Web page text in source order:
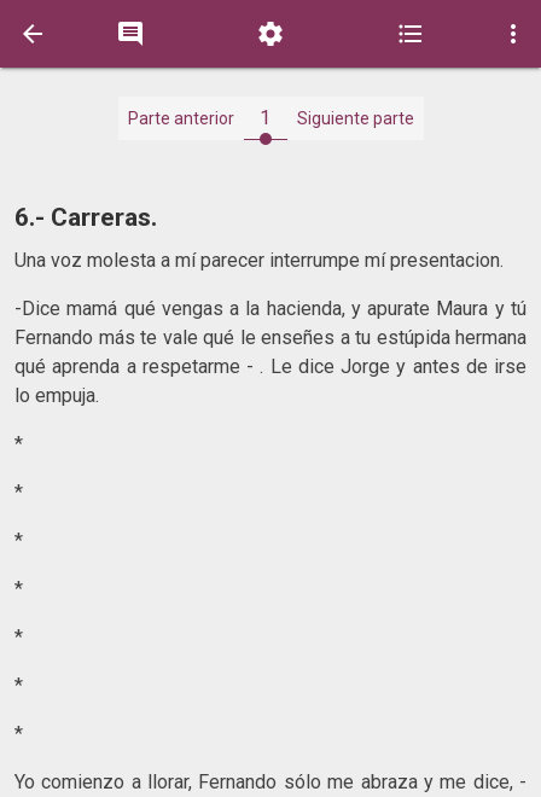
    
Parte anterior 1 Siguiente parte
6.- Carreras.
Una voz molesta a mí parecer interrumpe mí presentacion.
-Dice mamá qué vengas a la hacienda, y apurate Maura y tú
Fernando más te vale qué le enseñes a tu estúpida hermana
qué aprenda a respetarme - . Le dice Jorge y antes de irse
lo empuja.
*
*
*
*
*
*
*
Yo comienzo a llorar, Fernando sólo me abraza y me dice, -